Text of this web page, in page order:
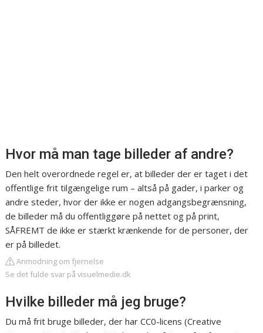
Hvor må man tage billeder af andre?
Den helt overordnede regel er, at billeder der er taget i det
offentlige frit tilgængelige rum – altså på gader, i parker og
andre steder, hvor der ikke er nogen adgangsbegrænsning,
de billeder må du offentliggøre på nettet og på print,
SÅFREMT de ikke er stærkt krænkende for de personer, der
er på billedet.
Anmodning om fjernelse
Se det fulde svar på visuelmedie.dk
Hvilke billeder må jeg bruge?
Du må frit bruge billeder, der har CC0-licens (Creative